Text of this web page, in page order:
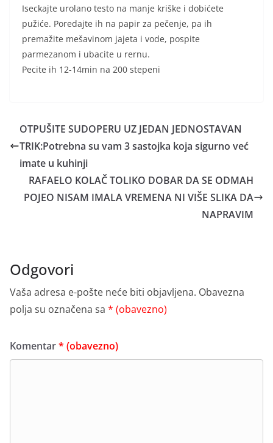
Iseckajte urolano testo na manje kriške i dobićete
pužiće. Poredajte ih na papir za pečenje, pa ih
premažite mešavinom jajeta i vode, pospite
parmezanom i ubacite u rernu.
Pecite ih 12-14min na 200 stepeni
OTPUŠITE SUDOPERU UZ JEDAN JEDNOSTAVAN
TRIK:Potrebna su vam 3 sastojka koja sigurno već
imate u kuhinji
RAFAELO KOLAČ TOLIKO DOBAR DA SE ODMAH
POJEO NISAM IMALA VREMENA NI VIŠE SLIKA DA
NAPRAVIM
Odgovori
Vaša adresa e-pošte neće biti objavljena. Obavezna
polja su označena sa * (obavezno)
Komentar* (obavezno)